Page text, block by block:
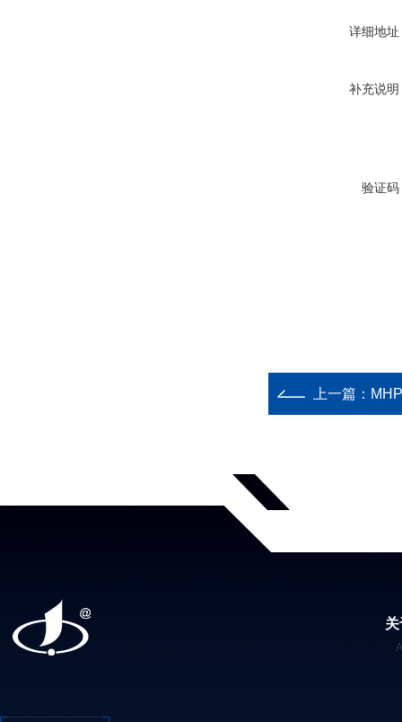
详细地址
补充说明
验证码
上一篇：